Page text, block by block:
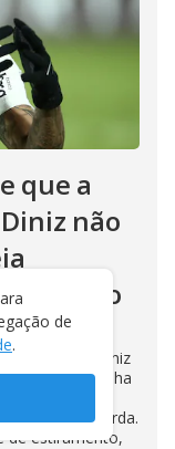
que a
não
Alberto
Fernando Diniz
Itaquera. E tinha
ver a areia
coxa esquerda.
de estiramento,
de
.